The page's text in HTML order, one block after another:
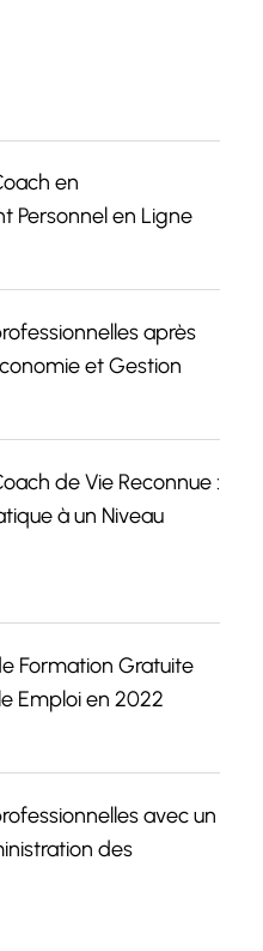
en
Personnel en Ligne
après
et Gestion
de Vie Reconnue :
à un Niveau
Formation Gratuite
Emploi en 2022
avec un
des